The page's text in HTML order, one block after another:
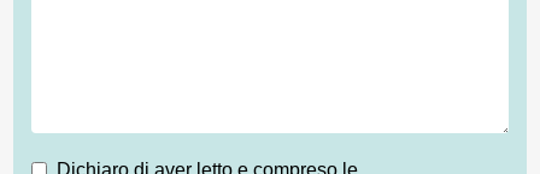
Dichiaro di aver letto e compreso le